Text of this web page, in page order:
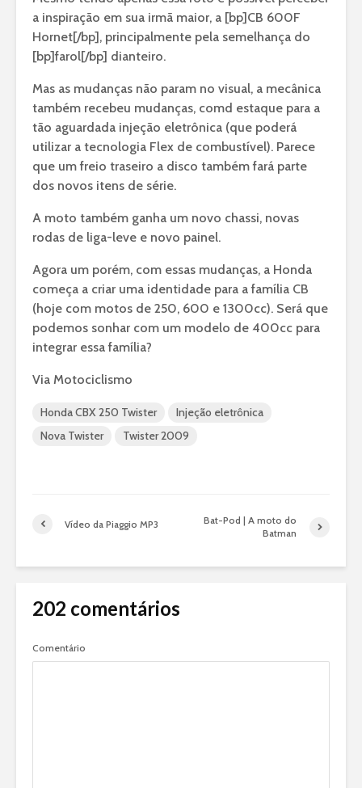
a inspiração em sua irmã maior, a [bp]CB 600F
Hornet[/bp], principalmente pela semelhança do
[bp]farol[/bp] dianteiro.
Mas as mudanças não param no visual, a mecânica
também recebeu mudanças, comd estaque para a
tão aguardada injeção eletrônica (que poderá
utilizar a tecnologia Flex de combustível). Parece
que um freio traseiro a disco também fará parte
dos novos itens de série.
A moto também ganha um novo chassi, novas
rodas de liga-leve e novo painel.
Agora um porém, com essas mudanças, a Honda
começa a criar uma identidade para a família CB
(hoje com motos de 250, 600 e 1300cc). Será que
podemos sonhar com um modelo de 400cc para
integrar essa família?
Via Motociclismo
Honda CBX 250 Twister
Injeção eletrônica
Nova Twister
Twister 2009
Vídeo da Piaggio MP3
Bat-Pod | A moto do
Batman
202 comentários
Comentário